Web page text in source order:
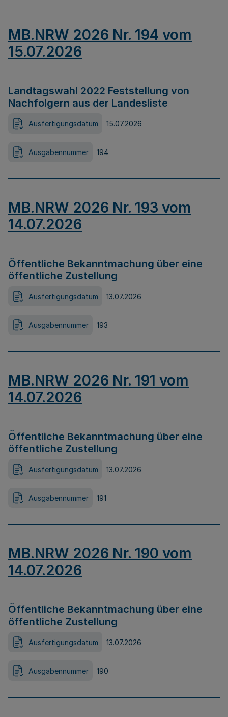
MB.NRW 2026 Nr. 194 vom
15.07.2026
Landtagswahl 2022 Feststellung von
Nachfolgern aus der Landesliste
Ausfertigungsdatum 15.07.2026
Ausgabennummer 194
MB.NRW 2026 Nr. 193 vom
14.07.2026
Öffentliche Bekanntmachung über eine
öffentliche Zustellung
Ausfertigungsdatum 13.07.2026
Ausgabennummer 193
MB.NRW 2026 Nr. 191 vom
14.07.2026
Öffentliche Bekanntmachung über eine
öffentliche Zustellung
Ausfertigungsdatum 13.07.2026
Ausgabennummer 191
MB.NRW 2026 Nr. 190 vom
14.07.2026
Öffentliche Bekanntmachung über eine
öffentliche Zustellung
Ausfertigungsdatum 13.07.2026
Ausgabennummer 190